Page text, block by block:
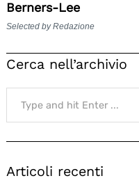
Berners-Lee
Selected by Redazione
Cerca nell’archivio
Search
for:
Articoli recenti